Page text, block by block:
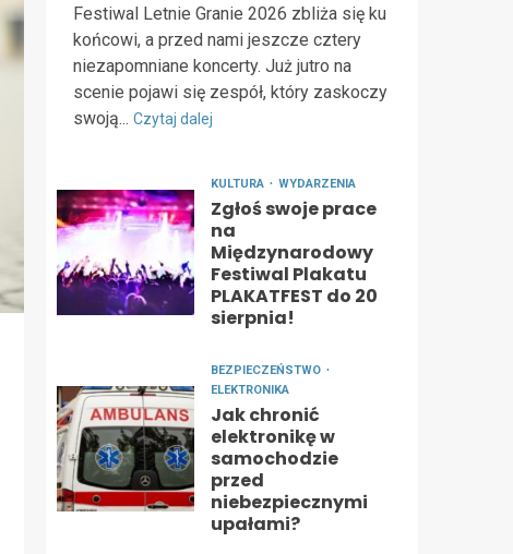
Festiwal Letnie Granie 2026 zbliża się ku
końcowi, a przed nami jeszcze cztery
niezapomniane koncerty. Już jutro na
scenie pojawi się zespół, który zaskoczy
swoją... Czytaj dalej
KULTURA WYDARZENIA
Zgłoś swoje prace
na
Międzynarodowy
Festiwal Plakatu
PLAKATFEST do 20
sierpnia!
BEZPIECZEŃSTWO
ELEKTRONIKA
Jak chronić
elektronikę w
samochodzie
przed
niebezpiecznymi
upałami?